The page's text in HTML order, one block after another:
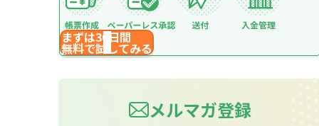
まずは30日間
無料で試してみる
メルマガ登録